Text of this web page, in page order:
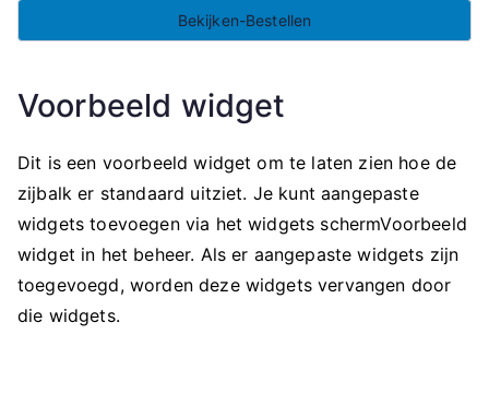
Bekijken-Bestellen
Voorbeeld widget
Dit is een voorbeeld widget om te laten zien hoe de
zijbalk er standaard uitziet. Je kunt aangepaste
widgets toevoegen via het widgets schermVoorbeeld
widget in het beheer. Als er aangepaste widgets zijn
toegevoegd, worden deze widgets vervangen door
die widgets.